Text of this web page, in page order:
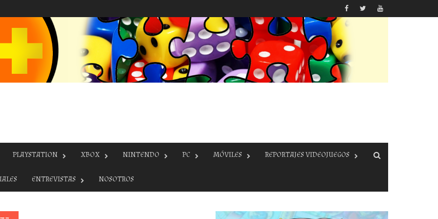
PLAYSTATION XBOX NINTENDO PC MÓVILES REPORTAJES VIDEOJUEGOS
ENTREVISTAS NOSOTROS